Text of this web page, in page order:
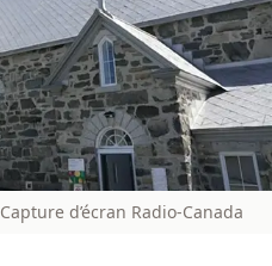
Capture d’écran Radio-Canada